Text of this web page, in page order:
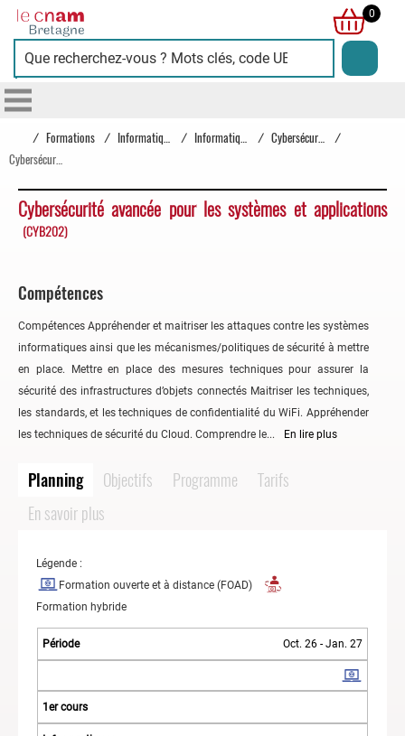
Cnam
Bretagne
0
/ Formations / / /
/
Cybersécurité avancée pour les systèmes et applications
(CYB202)
Compétences
Compétences Appréhender et maitriser les attaques contre les systèmes
informatiques ainsi que les mécanismes/politiques de sécurité à mettre
en place. Mettre en place des mesures techniques pour assurer la
sécurité des infrastructures d’objets connectés Maitriser les techniques,
les standards, et les techniques de confidentialité du WiFi. Appréhender
les techniques de sécurité du Cloud. Comprendre le...
En lire plus
Planning Objectifs Programme
Tarifs
En savoir plus
Légende :
Formation ouverte et à distance (FOAD)
Formation hybride
Oct. 26 - Jan. 27